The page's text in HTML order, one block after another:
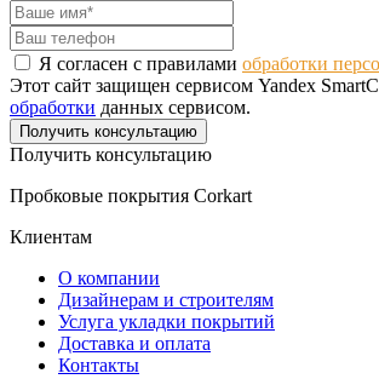
Я согласен с правилами обработки
Этот сайт защищен сервисом Yandex
обработки данных сервисом.
Получить консультацию
Получить консультацию
Пробковые покрытия Corkart
Клиентам
О компании
Дизайнерам и строителям
Услуга укладки покрытий
Доставка и оплата
Контакты